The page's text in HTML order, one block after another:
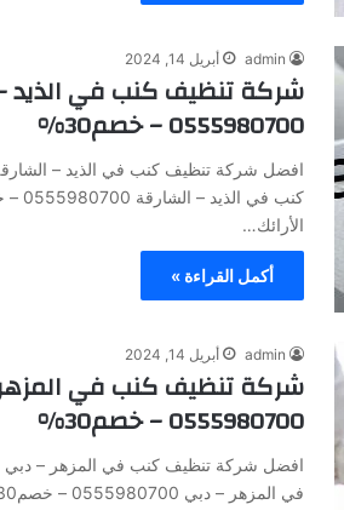
admin أبريل 14, 2024
شركة تنظيف كنب في الذيد
0555980700 – خصم30%
افضل شركة تنظيف كنب في الذيد –
الأرائك…
أكمل القراءة »
admin أبريل 14, 2024
شركة تنظيف كنب في
0555980700 – خصم30%
افضل شركة تنظيف كنب في المزهر –
في المزهر – دبي 0555980700 – خصم30% تعتبر الأرائك…